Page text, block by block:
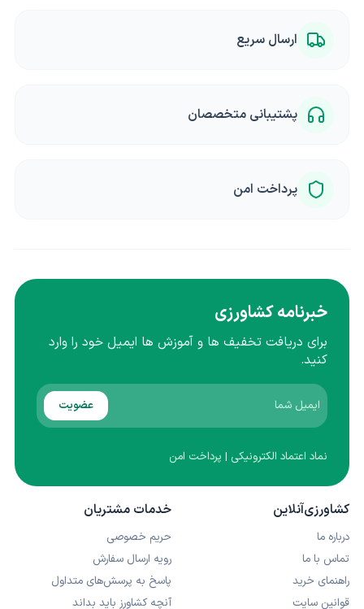
ارسال سریع
پشتیبانی متخصصان
پرداخت امن
خبرنامه کشاورزی
برای دریافت تخفیف ها و آموزش ها ایمیل خود را وارد
کنید.
عضویت
نماد اعتماد الکترونیکی | پرداخت امن
کشاورزی‌آنلاین
درباره ما
تماس با ما
راهنمای خرید
قوانین سایت
خدمات مشتریان
حریم خصوصی
رویه ارسال سفارش
پاسخ به پرسش‌های متداول
آنچه کشاورز باید بداند